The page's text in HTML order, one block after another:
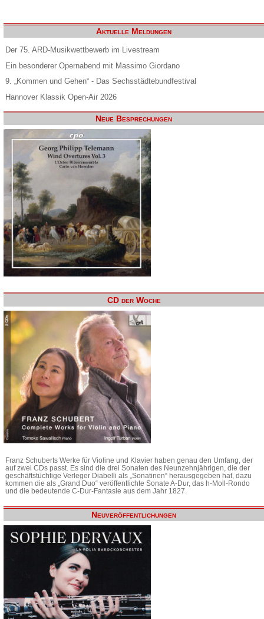
Aktuelle Meldungen
Der 75. ARD-Musikwettbewerb im Livestream
Ein besonderer Opernabend mit Massimo Giordano
9. „Kommen und Gehen“ - Das Sechsstädtebundfestival
Hannover Klassik Open-Air 2026
Neue Besprechungen
CD der Woche
Franz Schuberts Werke für Violine und Klavier haben genau den Umfang, der
auf zwei CDs passt. Es sind die drei Sonaten des Neunzehnjährigen, die der
geschäftstüchtige Verleger Diabelli als „Sonatinen“ herausgegeben hat, dazu
kommen die als „Grand Duo“ veröffentlichte Sonate A-Dur, das h-Moll-Rondo
und die bedeutende C-Dur-Fantasie aus dem Jahr 1827.
Neuveröffentlichungen